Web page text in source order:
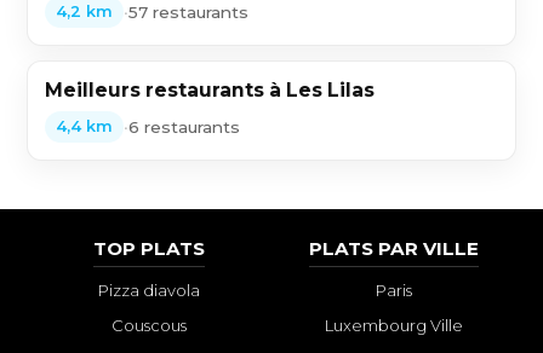
4,2 km •57 restaurants
Meilleurs restaurants à Les Lilas
4,4 km •6 restaurants
TOP PLATS
Pizza diavola
Couscous
PLATS PAR VILLE
Paris
Luxembourg Ville